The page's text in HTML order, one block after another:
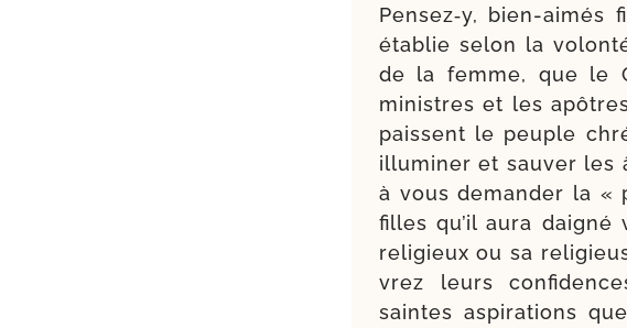
Pensez‑y, bien-​
éta­blie selon la
de la femme, que le
ministres et les
paissent le peuple
illu­mi­ner et sau­ver les
à vous deman­der la «
filles qu’il aura
reli­gieux ou sa
vrez leurs
saintes aspi­ra­tions